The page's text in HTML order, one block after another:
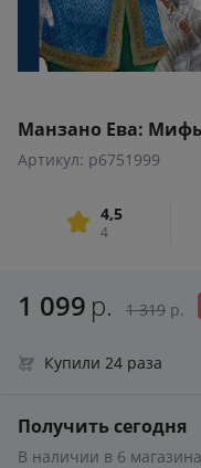
Манзано Ева:
Артикул: p6751999
4,5
4
1 099 р. 1 319 р.
Купили 24 раза
Получить сегодня
В наличии в 6